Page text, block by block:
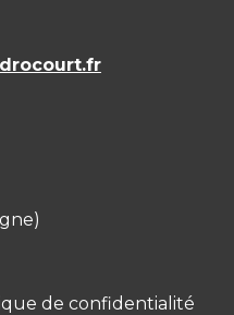
de confidentialité